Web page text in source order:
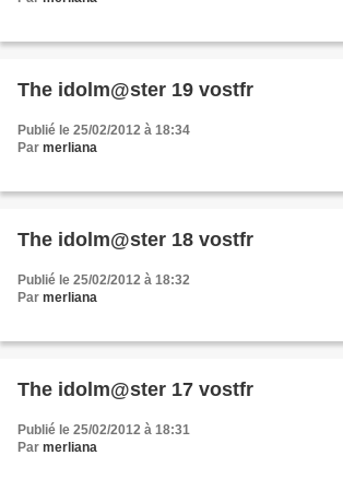
The idolm@ster 19 vostfr
Publié le 25/02/2012 à 18:34
Par merliana
The idolm@ster 18 vostfr
Publié le 25/02/2012 à 18:32
Par merliana
The idolm@ster 17 vostfr
Publié le 25/02/2012 à 18:31
Par merliana